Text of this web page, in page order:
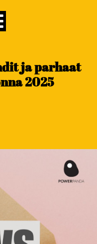
ja parhaat
2025